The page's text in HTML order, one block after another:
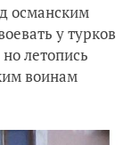
османским
у турков
летопись
воинам